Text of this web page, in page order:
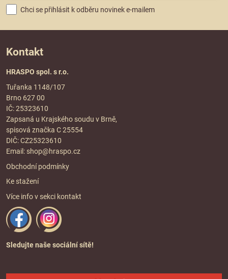
Chci se přihlásit k odběru novinek e-mailem
Kontakt
HRASPO spol. s r.o.
Tuřanka 1148/107
Brno 627 00
IČ: 25323610
Zapsaná u Krajského soudu v Brně,
spisová značka C 25554
DIČ: CZ25323610
Email: shop@hraspo.cz
Obchodní podmínky
Ke stažení
Více info v sekci kontakt
Sledujte naše sociální sítě!